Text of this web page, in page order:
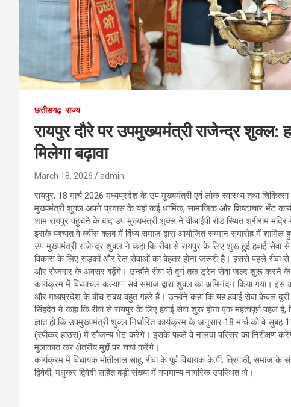
छत्तीसगढ़ राज्य
रायपुर दौरे पर उपमुख्यमंत्री राजेन्द्र शुक्ल:
मिलेगा बढ़ावा
March 18, 2026 admin
रायपुर, 18 मार्च 2026 मध्यप्रदेश के उप मुख्यमंत्री एवं लोक स्वास्थ्य तथा
मुख्यमंत्री शुक्ल अपने प्रवास के यहां कई धार्मिक, सामाजिक और शिष्टाचार भेंट
शाम रायपुर पहुंचने के बाद उप मुख्यमंत्री शुक्ल ने वीआईपी रोड स्थित श्रीराम
इसके पश्चात वे क्वींस क्लब में विंध्य समाज द्वारा आयोजित सम्मान समारोह में शामिल
उप मुख्यमंत्री राजेन्द्र शुक्ल ने कहा कि रीवा से रायपुर के लिए शुरू हुई हवाई सेवा से
विकास के लिए सड़कों और रेल सेवाओं का बेहतर होना जरूरी है। इससे पहले रीवा से
और रोजगार के अवसर बढ़ेंगे। उन्होंने रीवा से दुर्ग तक ट्रेन सेवा जल्द शुरू करने के
कार्यक्रम में विंध्याचल कल्याण सर्व समाज द्वारा शुक्ल का अभिनंदन किया गया। इस
और मध्यप्रदेश के बीच संबंध बहुत गहरे हैं। उन्होंने कहा कि यह हवाई सेवा केवल दूरी
सिंहदेव ने कहा कि रीवा से रायपुर के लिए हवाई सेवा शुरू होना एक महत्वपूर्ण पहल
ज्ञात हो कि उपमुख्यमंत्री शुक्ल निर्धारित कार्यक्रम के अनुसार 18 मार्च को वे
(स्पीकर हाउस) में सौजन्य भेंट करेंगे। इसके पहले वे नालंदा परिसर का निरीक्षण
मुलाकात कर क्षेत्रीय मुद्दों पर चर्चा करेंगे।
कार्यक्रम में विधायक मोतीलाल साहू, रीवा के पूर्व विधायक के.पी. त्रिपाठी, समाज
द्विवेदी, मधुकर द्विवेदी सहित बड़ी संख्या में गणमान्य नागरिक उपस्थित थे।